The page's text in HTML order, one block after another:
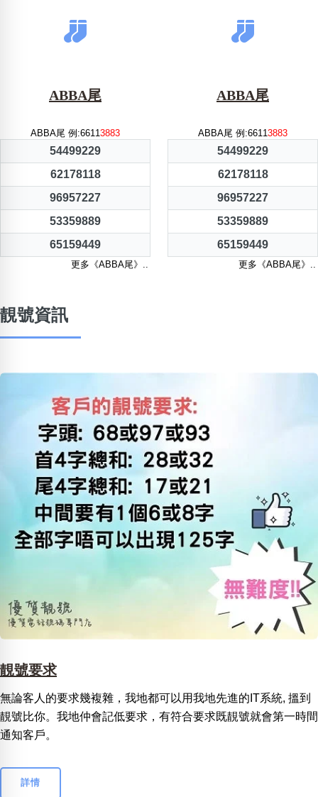
ABBA尾
ABBA尾 例:66113883
54499229
62178118
96957227
53359889
65159449
更多《ABBA尾》..
ABBA尾
ABBA尾 例:66113883
54499229
62178118
96957227
53359889
65159449
更多《ABBA尾》..
靚號資訊
靚號要求
無論客人的要求幾複雜，我地都可以用我地先進的IT系統, 搵到
靚號比你。我地仲會記低要求，有符合要求既靚號就會第一時間
通知客戶。
詳情